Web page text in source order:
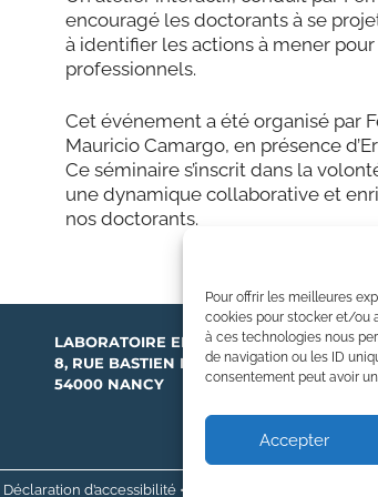
Pour offrir les meilleures
cookies pour stocker et/ou
à ces technologies nous
de navigation ou les ID
consentement peut avoir
Accepter
encouragé les doctorants à se
à identifier les actions à mener
professionnels.
Cet événement a été organisé par
Mauricio Camargo, en présence
Ce séminaire s’inscrit dans la
une dynamique collaborative et
nos doctorants.
LABORATOIRE ERPI
8, RUE BASTIEN LEPAGE
54000 NANCY
Déclaration d’accessibilité•